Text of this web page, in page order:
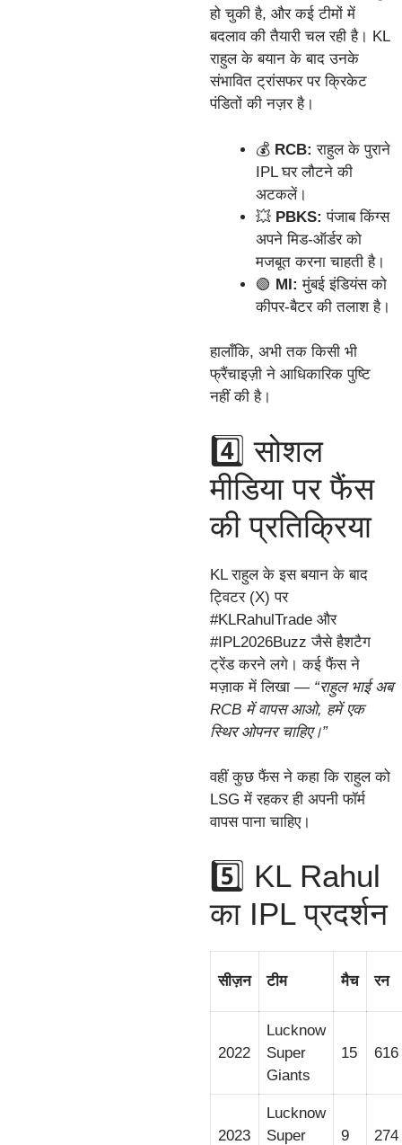
हो चुकी है, और कई टीमों में
बदलाव की तैयारी चल रही है। KL
राहुल के बयान के बाद उनके
संभावित ट्रांसफर पर क्रिकेट
पंडितों की नज़र है।
💰 RCB: राहुल के पुराने
IPL घर लौटने की
अटकलें।
💥 PBKS: पंजाब किंग्स
अपने मिड-ऑर्डर को
मजबूत करना चाहती है।
🟢 MI: मुंबई इंडियंस को
कीपर-बैटर की तलाश है।
हालाँकि, अभी तक किसी भी
फ्रैंचाइज़ी ने आधिकारिक पुष्टि
नहीं की है।
4️⃣ सोशल
मीडिया पर फैंस
की प्रतिक्रिया
KL राहुल के इस बयान के बाद
ट्विटर (X) पर
#KLRahulTrade और
#IPL2026Buzz जैसे हैशटैग
ट्रेंड करने लगे। कई फैंस ने
मज़ाक में लिखा — “राहुल भाई अब
RCB में वापस आओ, हमें एक
स्थिर ओपनर चाहिए।”
वहीं कुछ फैंस ने कहा कि राहुल को
LSG में रहकर ही अपनी फॉर्म
वापस पाना चाहिए।
5️⃣ KL Rahul
का IPL प्रदर्शन
सीज़न टीम मैच रन
2022
Lucknow
Super
Giants
15 616
2023
Lucknow
Super
9 274